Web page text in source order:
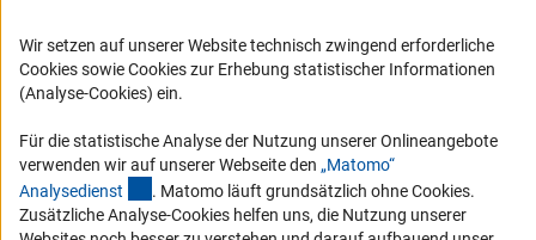
Karriere
Logo und Corporate Design
Compliance
Vergabeverfahren
Wir setzen auf unserer Website technisch zwingend erforderliche
Cookies sowie Cookies zur Erhebung statistischer Informationen
(Analyse-Cookies) ein.
Für die statistische Analyse der Nutzung unserer Onlineangebote
verwenden wir auf unserer Webseite den „Matomo“
Analysedienst (externer Link)
. Matomo läuft grundsätzlich ohne Cookies.
Zusätzliche Analyse-Cookies helfen uns, die Nutzung unserer